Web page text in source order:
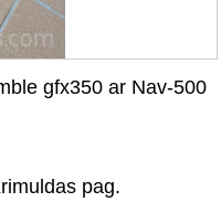
gfx350 ar Nav-500
pag.